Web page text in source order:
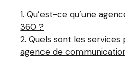
Qu’est-ce qu’une
360 ?
Quels sont les
agence de